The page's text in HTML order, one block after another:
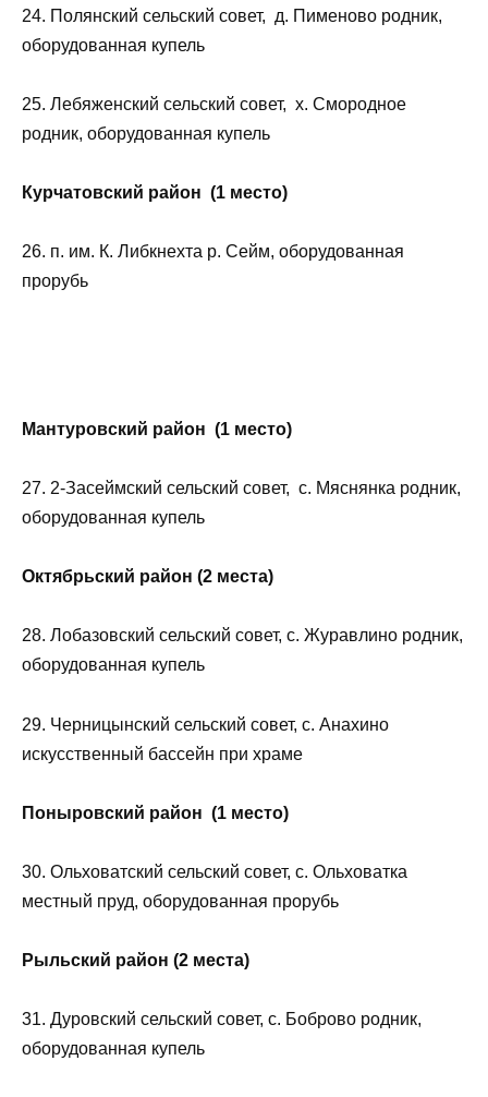
24. Полянский сельский совет, д. Пименово родник,
оборудованная купель
25. Лебяженский сельский совет, х. Смородное
родник, оборудованная купель
Курчатовский район (1 место)
26. п. им. К. Либкнехта р. Сейм, оборудованная
прорубь
Мантуровский район (1 место)
27. 2-Засеймский сельский совет, с. Мяснянка родник,
оборудованная купель
Октябрьский район (2 места)
28. Лобазовский сельский совет, с. Журавлино родник,
оборудованная купель
29. Черницынский сельский совет, с. Анахино
искусственный бассейн при храме
Поныровский район (1 место)
30. Ольховатский сельский совет, с. Ольховатка
местный пруд, оборудованная прорубь
Рыльский район (2 места)
31. Дуровский сельский совет, с. Боброво родник,
оборудованная купель